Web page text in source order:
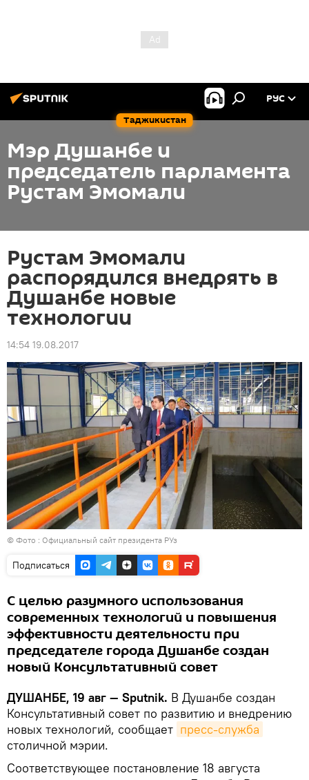
Таджикистан
РУС
Мэр Душанбе и
председатель парламента
Рустам Эмомали
Рустам Эмомали
распорядился внедрять в
Душанбе новые
технологии
14:54 19.08.2017
© Фото : Официальный сайт президента РУз
Подписаться
С целью разумного использования
современных технологий и повышения
эффективности деятельности при
председателе города Душанбе создан
новый Консультативный совет
ДУШАНБЕ, 19 авг — Sputnik. В Душанбе создан
Консультативный совет по развитию и внедрению
новых технологий, сообщает пресс-служба
столичной мэрии.
Соответствующее постановление 18 августа